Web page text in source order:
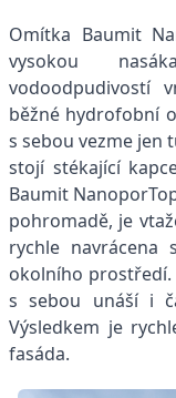
Omítka Baumit
vysokou
vodoodpudivostí
běžné hydrofobní
s sebou vezme jen
stojí stékající
Baumit
pohromadě, je
rychle
okolního
s sebou unáší i
Výsledkem je
fasáda.